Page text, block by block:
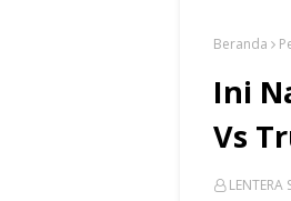
Beranda
Ini
Vs
LENTERA